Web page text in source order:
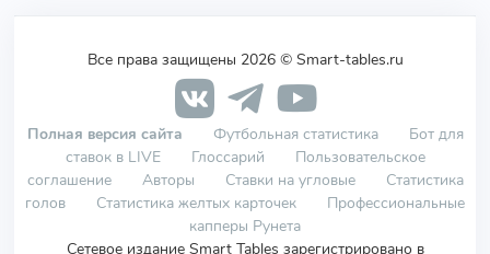
Все права защищены 2026 © Smart-tables.ru
Полная версия сайта Футбольная статистика
Бот для
ставок в LIVE
Глоссарий
Пользовательское
соглашение
Авторы Ставки на угловые
Статистика
голов
Статистика желтых карточек
Профессиональные
капперы Рунета
Сетевое издание Smart Tables зарегистрировано в